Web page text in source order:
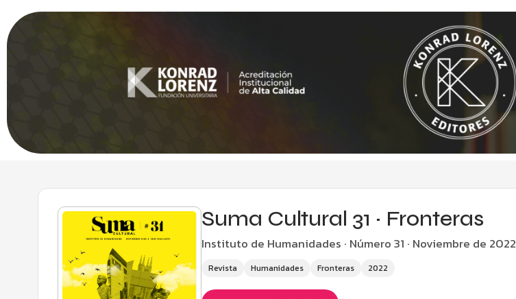
Suma Cultural 31 · Fronteras
Instituto de Humanidades · Número 31 · Noviembre de 2022
Revista Humanidades Fronteras 2022